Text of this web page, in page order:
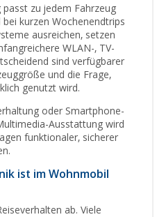
zu jedem Fahrzeug
kurzen Wochenendtrips
ausreichen, setzen
WLAN-, TV-
sind verfügbarer
und die Frage,
genutzt wird.
oder Smartphone-
Ausstattung wird
funktionaler, sicherer
ist im Wohnmobil
ab. Viele